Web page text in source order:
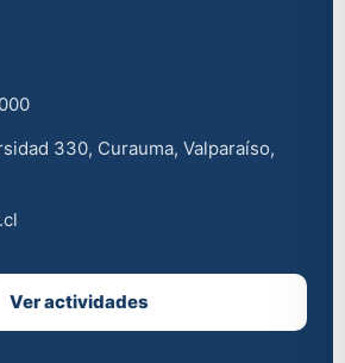
330, Curauma, Valparaíso,
Ver actividades